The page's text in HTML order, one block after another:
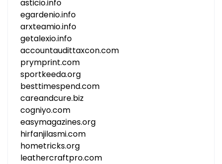
asticio.info
egardenio.info
arxteamio.info
getalexio.info
accountaudittaxcon.com
prymprint.com
sportkeeda.org
besttimespend.com
careandcure.biz
cogniyo.com
easymagazines.org
hirfanjilasmi.com
hometricks.org
leathercraftpro.com